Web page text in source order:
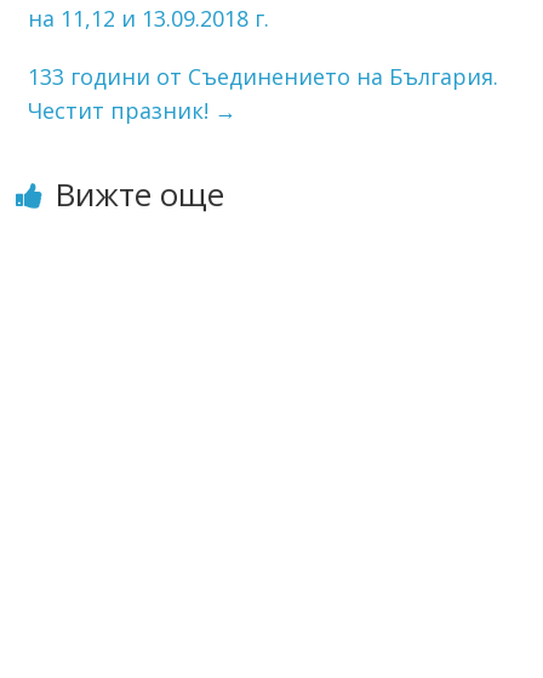
на 11,12 и 13.09.2018 г.
133 години от Съединението на България.
Честит празник! →
Вижте още